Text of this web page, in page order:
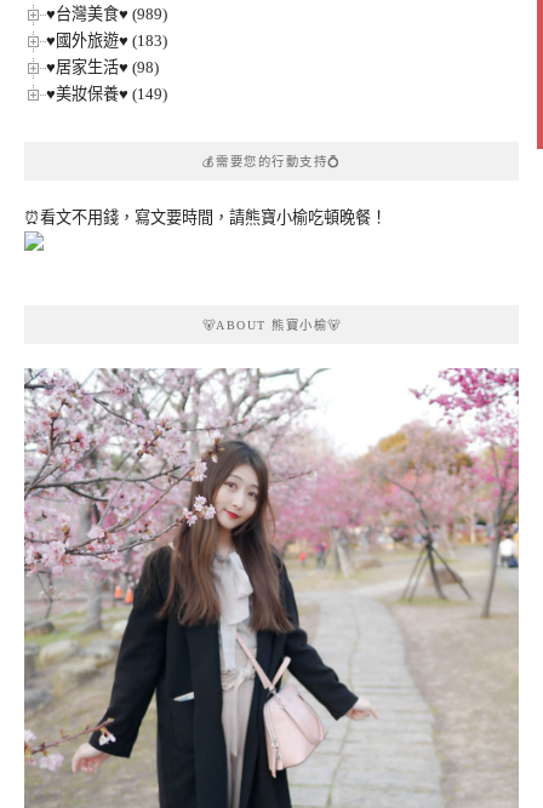
♥台灣美食♥ (989)
♥國外旅遊♥ (183)
♥居家生活♥ (98)
♥美妝保養♥ (149)
💰需要您的行動支持💍
⏰看文不用錢，寫文要時間，請熊寶小榆吃頓晚餐！
🐻ABOUT 熊寶小榆🐻